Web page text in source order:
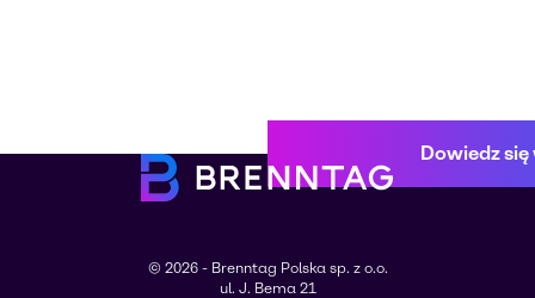
Dowiedz
© 2026 - Brenntag Polska sp. z o.o.
ul. J. Bema 21